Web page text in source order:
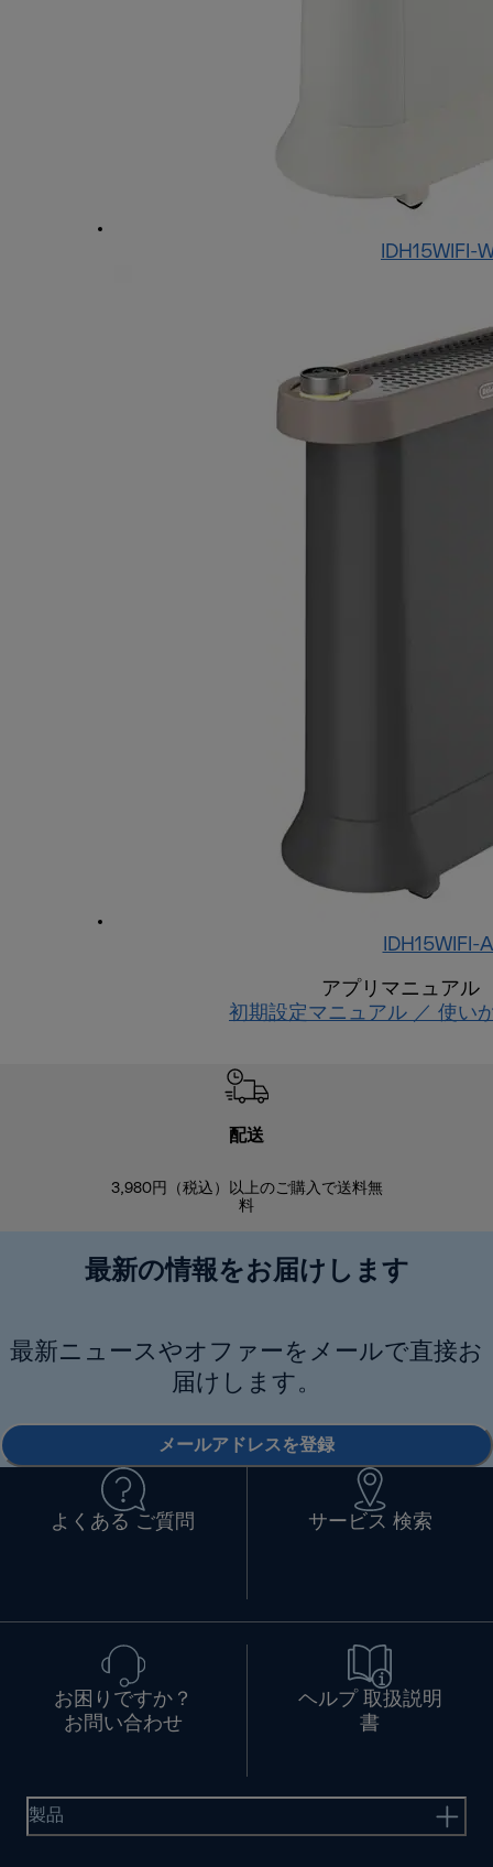
IDH15WIFI-
IDH15WIFI-
アプリマニュアル
初期設定マニュアル ／ 使い
配送
3,980円（税込）以上のご購入で送料無
料
最新の情報をお届けします
最新ニュースやオファーをメールで直接お
届けします。
メールアドレスを登録
よくある ご質問 サービス 検索
お困りですか？
お問い合わせ
ヘルプ 取扱説明
書
製品